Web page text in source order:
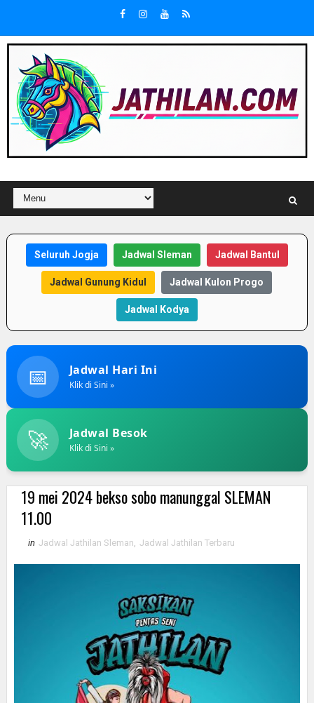
Seluruh Jogja Jadwal Sleman Jadwal Bantul
Jadwal Gunung Kidul Jadwal Kulon Progo
Jadwal Kodya
📅 Jadwal Hari Ini
Klik di Sini »
🚀 Jadwal Besok
Klik di Sini »
19 mei 2024 bekso sobo manunggal SLEMAN
11.00
in Jadwal Jathilan Sleman Jadwal Jathilan Terbaru